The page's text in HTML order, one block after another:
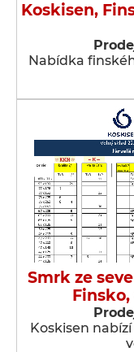
Koskisen,
Nabídka
Smrk ze
Koskisen